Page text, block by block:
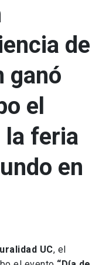
de
ganó
el
la feria
en
UC, el